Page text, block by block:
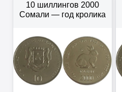
10 шиллингов 2000
Сомали — год кролика